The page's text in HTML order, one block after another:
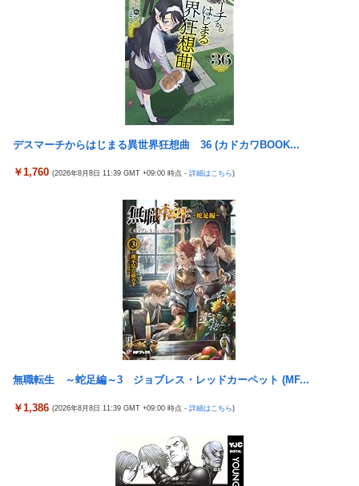
【話題】不倫したらダメなのに、なぜか不倫するドラマが流行る
理由がコチラ・・・・
新台スマスロ『Lやじきた道中記参る』評判＆感想まとめ｜通常
時はポイント集めで修行、あっぱれチャンスの河童が強い、スイ
カ取りこぼし注意 etc…
日本のフォント企業を買収した海外資本、「なんで自ら売上ゼロ
にするようなことするの」とドン引きするような方針転換を……
【朗報画像】現役JKママ、とんでもない事になってしまうｗｗｗ
【朗報】日本のおじいちゃん・おばあちゃん、半数以上がSNSを
使いこなしていたｗｗｗｗｗ
「暴走族じゃないのにコルク半ヘルメットを被ってた」と因縁つ
けて暴行 少年らと父親(37)逮捕
【悲報】池袋パパ活刺殺事件、26歳の女性被告に懲役6年「司法
の女割」批判が紛糾 → ﾈｯﾄ「ジャンポケ斎藤の罪より軽くて草」
ｗｗｗｗｗｗｗｗｗｗ...
文科省が女性専用の研究者支援制度を導入、それに対して子育て
【ハコヅメ】 第6話 感想 誰よりも早く！【～交番女子の逆襲～】
【日向坂46】 藤嶌果歩さん"ホンモノ"感が凄い・・・
【画像】日本ってなんでここ埋め立てないの？
休日に甥っ子をアポなし託児を押し付けてきた兄嫁！「テレビで
も見せといてw」と言うので『Gガンダム』を一気見させた結
港職員が蹴り落とす…高性能プラスチック爆弾搭載！
島田珠代姉さんが好きな方
【朗報】「あの椅子カバー」のカプセルトイ、爆誕。自宅や職場
をパチンコ屋にしちゃおうｗｗｗ
【にじさんじ】Cellmates、NG行動回避ゲーム！フリが露骨すぎ
【ウマ娘】ドンナと海行きてえなあ
胴体着陸「これよりひどい着陸なら山ほど見てきた」【海外の反
デスマーチからはじまる異世界狂想曲 36 (カドカワBOOK...
￥1,760 (2026年8月8日 11:39 GMT +09:00 時点 - 詳細はこちら)
無職転生 ～蛇足編～3 ジョブレス・レッドカーペット (MF...
￥1,386 (2026年8月8日 11:39 GMT +09:00 時点 - 詳細はこちら)